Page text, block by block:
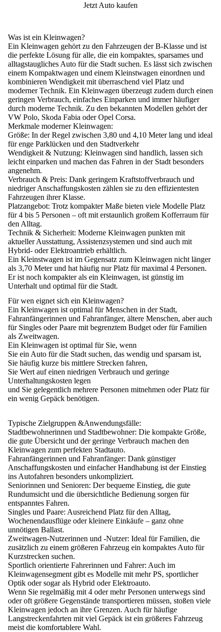
Jetzt Auto kaufen
Was ist ein Kleinwagen?
Ein Kleinwagen gehört zu den Fahrzeugen der B-Klasse und ist
die perfekte Lösung für alle, die ein kompaktes, sparsames und
alltagstaugliches Auto für die Stadt suchen. Es lässt sich zwischen
einem Kompaktwagen und einem Kleinstwagen einordnen und
kombinieren Wendigkeit mit überraschend viel Platz und
moderner Technik. Ein Kleinwagen überzeugt zudem durch einen
geringen Verbrauch, einfaches Einparken und immer häufiger
durch moderne Technik. Zu den bekannten Modellen gehört der
VW Polo, Skoda Fabia oder Opel Corsa.
Merkmale moderner Kleinwagen:
Größe: In der Regel zwischen 3,80 und 4,10 Meter lang und ideal
für enge Parklücken und den Stadtverkehr
Wendigkeit & Nutzung: Kleinwagen sind handlich, lassen sich
leicht einparken und machen das Fahren in der Stadt besonders
angenehm.
Verbrauch & Preis: Dank geringem Kraftstoffverbrauch und
niedriger Anschaffungskosten zählen sie zu den effizientesten
Fahrzeugen ihrer Klasse.
Platzangebot: Trotz kompakter Maße bieten viele Modelle Platz
für 4 bis 5 Personen – oft mit erstaunlich großem Kofferraum für
den Alltag.
Technik & Sicherheit: Moderne Kleinwagen punkten mit
aktueller Ausstattung, Assistenzsystemen und sind auch mit
Hybrid- oder Elektroantrieb erhältlich.
Ein Kleinstwagen ist im Gegensatz zum Kleinwagen nicht länger
als 3,70 Meter und hat häufig nur Platz für maximal 4 Personen.
Er ist noch kompakter als ein Kleinwagen, ist günstig im
Unterhalt und optimal für die Stadt.
Für wen eignet sich ein Kleinwagen?
Ein Kleinwagen ist optimal für Menschen in der Stadt,
Fahranfängerinnen und Fahranfänger, ältere Menschen, aber auch
für Singles oder Paare mit begrenztem Budget oder für Familien
als Zweitwagen.
Ein Kleinwagen ist optimal für Sie, wenn
Sie ein Auto für die Stadt suchen, das wendig und sparsam ist,
Sie häufig kurze bis mittlere Strecken fahren,
Sie Wert auf einen niedrigen Verbrauch und geringe
Unterhaltungskosten legen
und Sie gelegentlich mehrere Personen mitnehmen oder Platz für
ein wenig Gepäck benötigen.
Typische Zielgruppen &Anwendungsfälle:
Stadtbewohnerinnen und Stadtbewohner: Die kompakte Größe,
die gute Übersicht und der geringe Verbrauch machen den
Kleinwagen zum perfekten Stadtauto.
Fahranfängerinnen und Fahranfänger: Dank günstiger
Anschaffungskosten und einfacher Handhabung ist der Einstieg
ins Autofahren besonders unkompliziert.
Seniorinnen und Senioren: Der bequeme Einstieg, die gute
Rundumsicht und die übersichtliche Bedienung sorgen für
entspanntes Fahren.
Singles und Paare: Ausreichend Platz für den Alltag,
Wochenendausflüge oder kleinere Einkäufe – ganz ohne
unnötigen Ballast.
Zweitwagen-Nutzerinnen und -Nutzer: Ideal für Familien, die
zusätzlich zu einem größeren Fahrzeug ein kompaktes Auto für
Kurzstrecken suchen.
Sportlich orientierte Fahrerinnen und Fahrer: Auch im
Kleinwagensegment gibt es Modelle mit mehr PS, sportlicher
Optik oder sogar als Hybrid oder Elektroauto.
Wenn Sie regelmäßig mit 4 oder mehr Personen unterwegs sind
oder oft größere Gegenstände transportieren müssen, stoßen viele
Kleinwagen jedoch an ihre Grenzen. Auch für häufige
Langstreckenfahrten mit viel Gepäck ist ein größeres Fahrzeug
meist die komfortablere Wahl.